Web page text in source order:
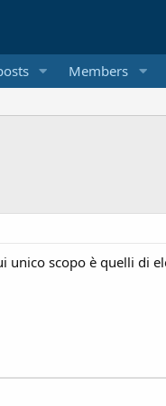
Members
scopo è quelli di